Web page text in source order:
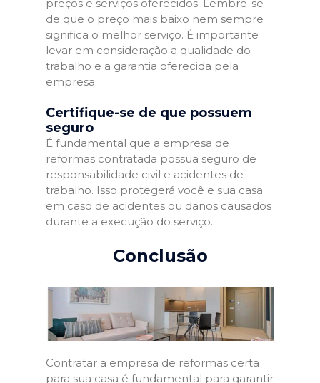
preços e serviços oferecidos. Lembre-se
de que o preço mais baixo nem sempre
significa o melhor serviço. É importante
levar em consideração a qualidade do
trabalho e a garantia oferecida pela
empresa.
Certifique-se de que possuem
seguro
É fundamental que a empresa de
reformas contratada possua seguro de
responsabilidade civil e acidentes de
trabalho. Isso protegerá você e sua casa
em caso de acidentes ou danos causados
durante a execução do serviço.
Conclusão
Contratar a empresa de reformas certa
para sua casa é fundamental para garantir